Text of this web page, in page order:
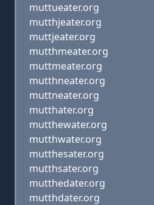
muttueater.org
mutthjeater.org
muttjeater.org
mutthmeater.org
muttmeater.org
mutthneater.org
muttneater.org
mutthater.org
mutthewater.org
mutthwater.org
mutthesater.org
mutthsater.org
mutthedater.org
mutthdater.org